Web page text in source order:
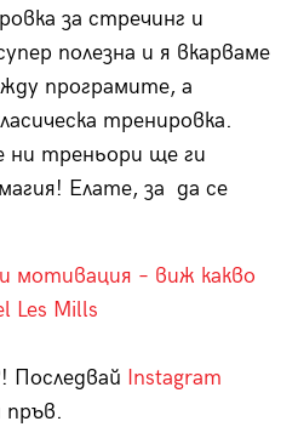
за стречинг и
полезна и я вкарваме
програмите, а
тренировка.
ни треньори ще ги
Елате, за да се
мотивация – виж какво
Les Mills
Последвай Instagram
пръв.